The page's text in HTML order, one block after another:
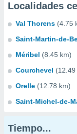
Localidades
Val Thorens (4.75
Saint-Martin-de-
Méribel (8.45 km)
Courchevel (12.49
Orelle (12.78 km)
Saint-Michel-de-
Tiempo...